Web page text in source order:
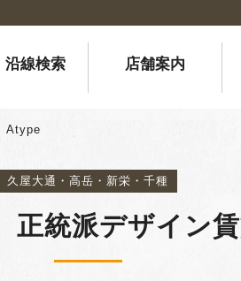
沿線検索 店舗案内
Atype
久屋大通・高岳・新栄・千種
正統派デザイン賃